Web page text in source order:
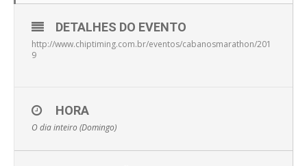
DETALHES DO EVENTO
http://www.chiptiming.com.br/eventos/cabanosmarathon/201
9
HORA
O dia inteiro (Domingo)